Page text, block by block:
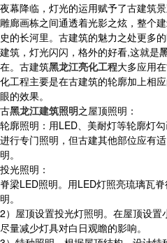
夜幕降临，灯光的运用赋予了古建筑
雕廊画栋之间通透着光影之炫，整个
史的长河里。古建筑的魅力之处更多
建筑，灯光闪闪，格外的好看,这就是
在。古建筑黑龙江亮化工程大多应用
化工程主要是在古建筑的轮廓加上相
眼的效果。
古黑龙江建筑照明之屋顶照明：
轮廓照明：用LED、美耐灯等轮廓灯
进行专门照明，但古建其他部位应有
明。
投光照明：
脊梁LED照明。用LED灯照亮琉璃瓦
明。
2）屋顶设置投光灯照明。在屋顶设
尽量减少灯具对白日观瞻的影响。